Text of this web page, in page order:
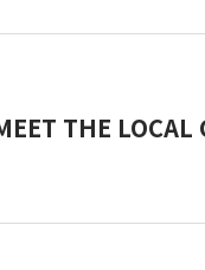
THE LOCAL